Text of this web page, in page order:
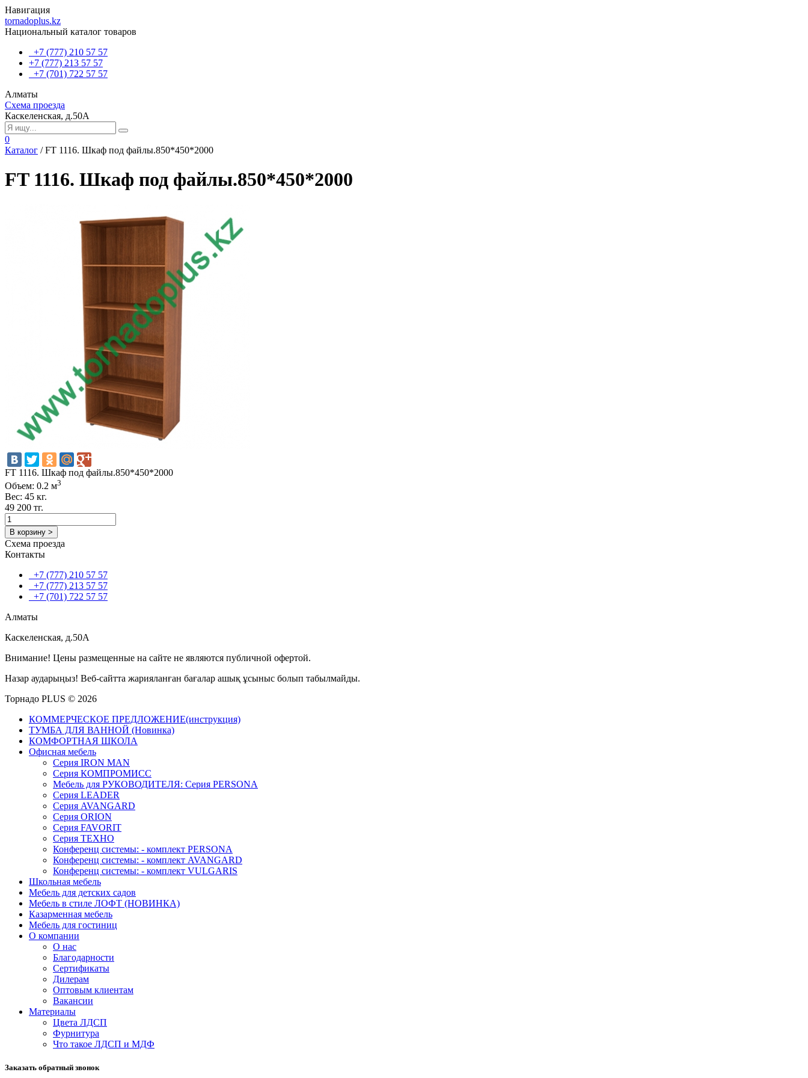
Навигация
tornadoplus.kz
Национальный каталог товаров
+7 (777) 210 57 57
+7 (777) 213 57 57
+7 (701) 722 57 57
Алматы
Схема проезда
Каскеленская, д.50А
0
Каталог /FT 1116. Шкаф под файлы.850*450*2000
FT 1116. Шкаф под файлы.850*450*2000
FT 1116. Шкаф под файлы.850*450*2000
Объем: 0.2 м3
Вес: 45 кг.
49 200 тг.
В корзину >
Схема проезда
Контакты
+7 (777) 210 57 57
+7 (777) 213 57 57
+7 (701) 722 57 57
Алматы
Каскеленская, д.50А
Внимание! Цены размещенные на сайте не являются публичной офертой.
Назар аударыңыз! Веб-сайтта жарияланған бағалар ашық ұсыныс болып табылмайды.
Торнадо PLUS © 2026
КОММЕРЧЕСКОЕ ПРЕДЛОЖЕНИЕ(инструкция)
ТУМБА ДЛЯ ВАННОЙ (Новинка)
КОМФОРТНАЯ ШКОЛА
Офисная мебель
Серия IRON MAN
Серия КОМПРОМИСС
Мебель для РУКОВОДИТЕЛЯ: Серия PERSONA
Серия LEADER
Серия AVANGARD
Серия ORION
Серия FAVORIT
Серия ТЕХНО
Конференц системы: - комплект PERSONA
Конференц системы: - комплект AVANGARD
Конференц системы: - комплект VULGARIS
Школьная мебель
Мебель для детских садов
Мебель в стиле ЛОФТ (НОВИНКА)
Казарменная мебель
Мебель для гостиниц
О компании
О нас
Благодарности
Сертификаты
Дилерам
Оптовым клиентам
Вакансии
Материалы
Цвета ЛДСП
Фурнитура
Что такое ЛДСП и МДФ
Заказать обратный звонок